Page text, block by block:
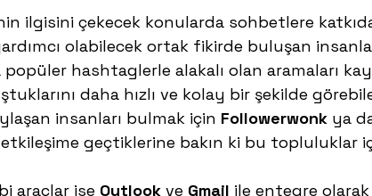
ilgisini çekecek konularda sohbetlere
olabilecek ortak fikirde buluşan
popüler hashtaglerle alakalı olan aramaları
daha hızlı ve kolay bir şekilde
insanları bulmak için Followerwonk ya
etkileşime geçtiklerine bakın ki bu topluluklar
araçlar ise Outlook ve Gmail ile entegre olarak